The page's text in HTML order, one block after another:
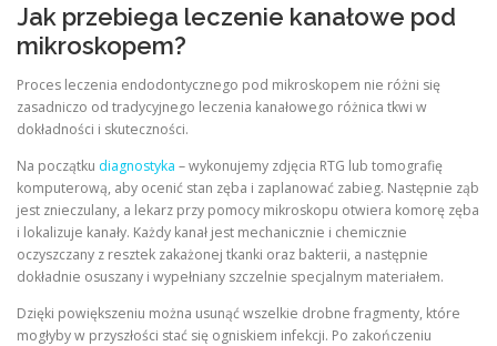
Jak przebiega leczenie kanałowe pod
mikroskopem?
Proces leczenia endodontycznego pod mikroskopem nie różni się
zasadniczo od tradycyjnego leczenia kanałowego różnica tkwi w
dokładności i skuteczności.
Na początku diagnostyka – wykonujemy zdjęcia RTG lub tomografię
komputerową, aby ocenić stan zęba i zaplanować zabieg. Następnie ząb
jest znieczulany, a lekarz przy pomocy mikroskopu otwiera komorę zęba
i lokalizuje kanały. Każdy kanał jest mechanicznie i chemicznie
oczyszczany z resztek zakażonej tkanki oraz bakterii, a następnie
dokładnie osuszany i wypełniany szczelnie specjalnym materiałem.
Dzięki powiększeniu można usunąć wszelkie drobne fragmenty, które
mogłyby w przyszłości stać się ogniskiem infekcji. Po zakończeniu